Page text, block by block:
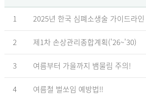
1 2025년 한국 심폐소생술 가이드라인
2 제1차 손상관리종합계획('26~'30)
3 여름부터 가을까지 뱀물림 주의!
4 여름철 벌쏘임 예방법!!